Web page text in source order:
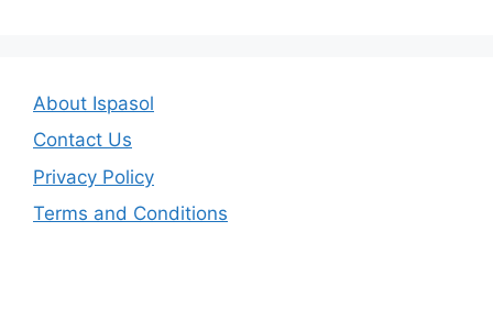
About Ispasol
Contact Us
Privacy Policy
Terms and Conditions